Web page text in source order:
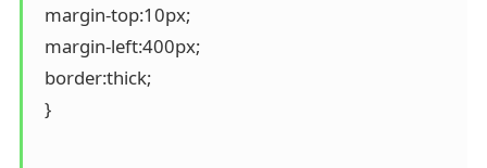
  margin-top:10px;
  margin-left:400px;
  border:thick;
  }